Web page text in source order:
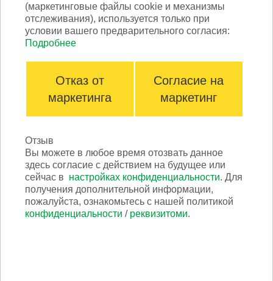
TRIO - Фрезерная тарелка
SINGLE
(маркетинговые файлы cookie и механизмы
отслеживания), используется только при
условии вашего предварительного согласия:
Подробнее
Отказ от
маркетинга
Согласие на
маркетинг
Отзыв
Вы можете в любое время отозвать данное
здесь согласие с действием на будущее или
сейчас в настройках конфиденциальности. Для
получения дополнительной информации,
пожалуйста, ознакомьтесь с нашей политикой
конфиденциальности / реквизитоми.